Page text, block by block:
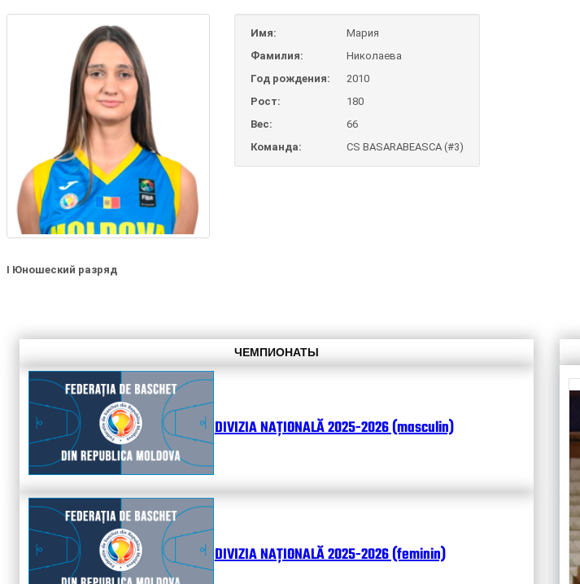
Имя:
Мария
Фамилия:
Николаева
Год рождения:
2010
Рост:
180
Вес:
66
Команда:
CS BASARABEASCA (#3)
I Юношеский разряд
ЧЕМПИОНАТЫ
DIVIZIA NAȚIONALĂ 2025-2026 (masculin)
DIVIZIA NAȚIONALĂ 2025-2026 (feminin)